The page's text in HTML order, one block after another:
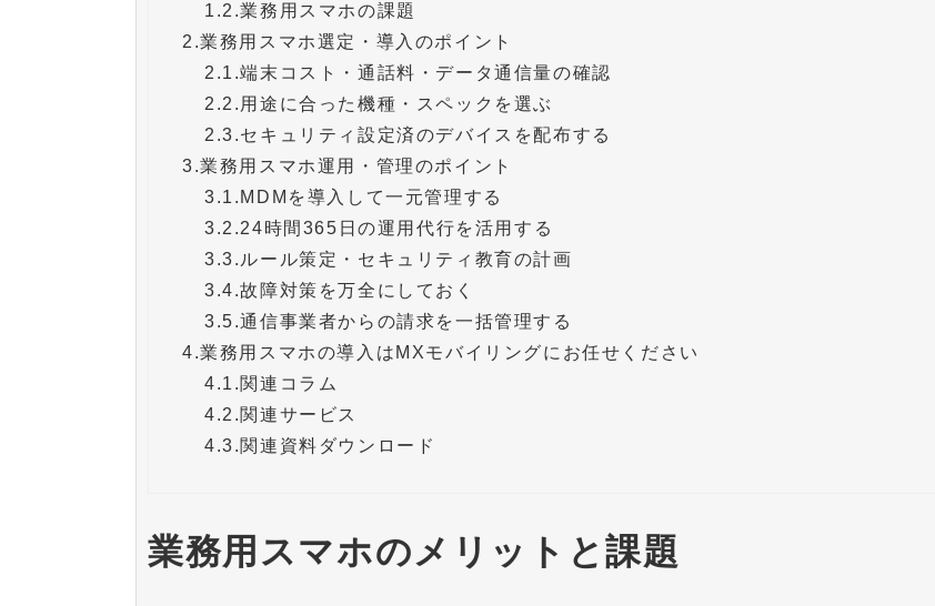
1.2.業務用スマホの課題
2.業務用スマホ選定・導入のポイント
2.1.端末コスト・通話料・データ通信量の確認
2.2. 用途に合った機種・スペックを選ぶ
2.3.セキュリティ設定済のデバイスを配布する
3.業務用スマホ運用・管理のポイント
3.1. MDMを導入して一元管理する
3.2.24時間365日の運用代行を活用する
3.3. ルール策定・セキュリティ教育の計画
3.4.故障対策を万全にしておく
3.5.通信事業者からの請求を一括管理する
4.業務用スマホの導入はMXモバイリングにお任せください
4.1.関連コラム
4.2.関連サービス
4.3.関連資料ダウンロード
業務用スマホのメリットと課題